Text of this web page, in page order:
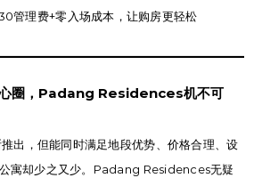
管理费+零入场成本，让购房更轻松
心圈，Padang Residences机不可
出，但能同时满足地段优势、价格合理、设
寓却少之又少。Padang Residences无疑